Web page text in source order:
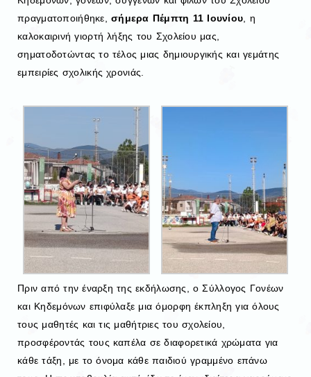
πραγματοποιήθηκε,σήμερα Πέμπτη 11 Ιουνίου , η
καλοκαιρινή γιορτή λήξης του Σχολείου μας,
σηματοδοτώντας το τέλος μιας δημιουργικής και γεμάτης
εμπειρίες σχολικής χρονιάς.
Πριν από την έναρξη της εκδήλωσης, ο Σύλλογος Γονέων
και Κηδεμόνων επιφύλαξε μια όμορφη έκπληξη για όλους
τους μαθητές και τις μαθήτριες του σχολείου,
προσφέροντάς τους καπέλα σε διαφορετικά χρώματα για
κάθε τάξη, με το όνομα κάθε παιδιού γραμμένο επάνω